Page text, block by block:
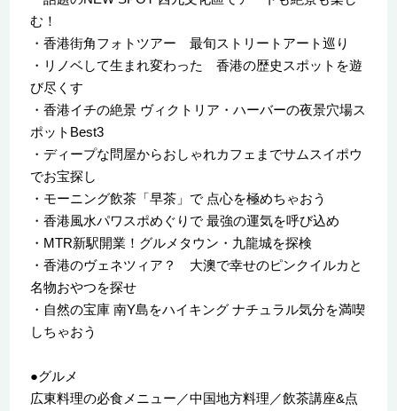
む！
・香港街角フォトツアー 最旬ストリートアート巡り
・リノベして生まれ変わった 香港の歴史スポットを遊
び尽くす
・香港イチの絶景 ヴィクトリア・ハーバーの夜景穴場ス
ポットBest3
・ディープな問屋からおしゃれカフェまでサムスイポウ
でお宝探し
・モーニング飲茶「早茶」で 点心を極めちゃおう
・香港風水パワスポめぐりで 最強の運気を呼び込め
・MTR新駅開業！グルメタウン・九龍城を探検
・香港のヴェネツィア？ 大澳で幸せのピンクイルカと
名物おやつを探せ
・自然の宝庫 南Y島をハイキング ナチュラル気分を満喫
しちゃおう
●グルメ
広東料理の必食メニュー／中国地方料理／飲茶講座&点